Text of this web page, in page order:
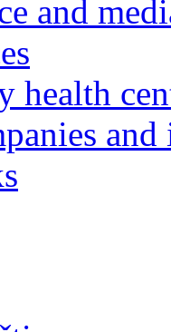
and
health